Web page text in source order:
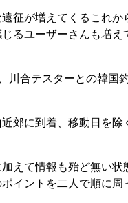
遠征が増えてくるこれか
るユーザーさんも増
川合テスターとの韓国
郊に到着、移動日を除
えて情報も殆ど無い状
イントを二人で順に周